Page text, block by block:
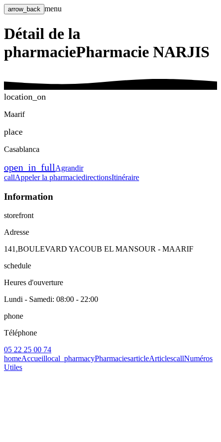
arrow_back menu
Détail de la
pharmaciePharmacie NARJIS
location_on
Maarif
place
Casablanca
open_in_fullAgrandir
callAppeler la pharmaciedirectionsItinéraire
Information
storefront
Adresse
141,BOULEVARD YACOUB EL MANSOUR - MAARIF
schedule
Heures d'ouverture
Lundi - Samedi: 08:00 - 22:00
phone
Téléphone
05 22 25 00 74
homeAccueillocal_pharmacyPharmaciesarticleArticlescallNuméros
Utiles